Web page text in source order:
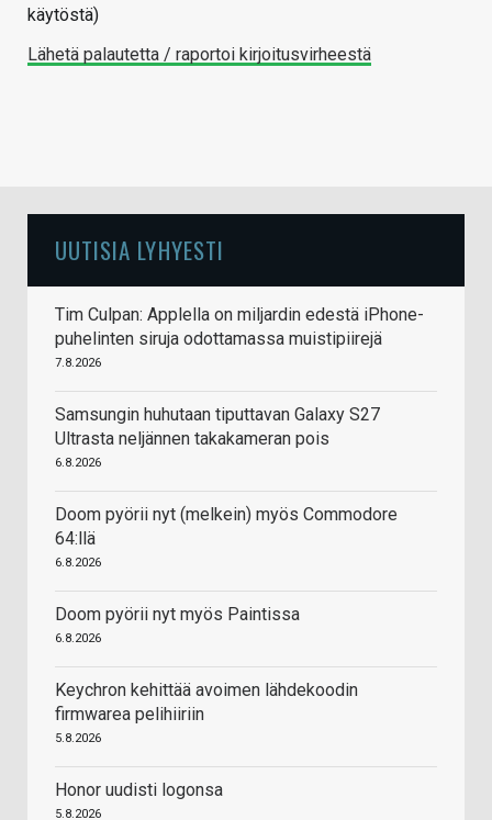
käytöstä)
Lähetä palautetta / raportoi kirjoitusvirheestä
UUTISIA LYHYESTI
Tim Culpan: Applella on miljardin edestä iPhone-
puhelinten siruja odottamassa muistipiirejä
7.8.2026
Samsungin huhutaan tiputtavan Galaxy S27
Ultrasta neljännen takakameran pois
6.8.2026
Doom pyörii nyt (melkein) myös Commodore
64:llä
6.8.2026
Doom pyörii nyt myös Paintissa
6.8.2026
Keychron kehittää avoimen lähdekoodin
firmwarea pelihiiriin
5.8.2026
Honor uudisti logonsa
5.8.2026